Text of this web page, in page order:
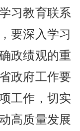
习教育联系
要深入学习
政绩观的重
政府工作要
工作，切实
高质量发展